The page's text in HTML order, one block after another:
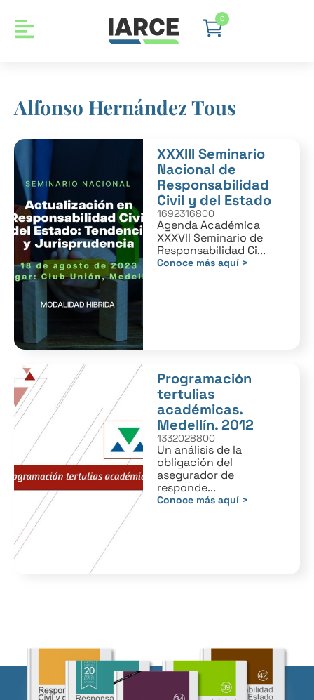
0
Alfonso Hernández Tous
XXXIII Seminario
Nacional de
Responsabilidad
Civil y del Estado
1692316800
Agenda Académica
XXXVII Seminario de
Responsabilidad Ci...
Conoce más aquí >
Programación
tertulias
académicas.
Medellín. 2012
1332028800
Un análisis de la
obligación del
asegurador de
responde...
Conoce más aquí >